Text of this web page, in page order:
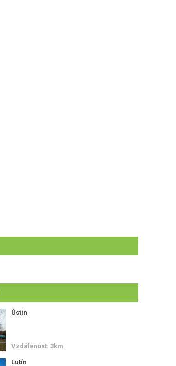
Ústín
Vzdálenost: 3km
Lutín